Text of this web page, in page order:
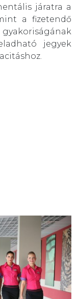
járatra a
a fizetendő
jegyek